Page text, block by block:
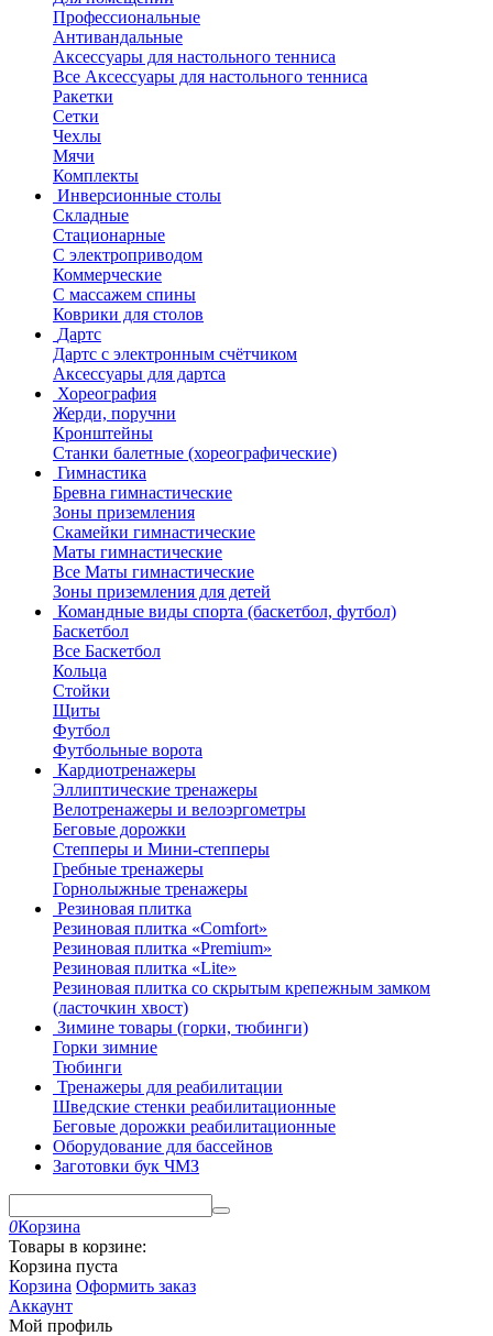
Профессиональные
Антивандальные
Аксессуары для настольного тенниса
Все Аксессуары для настольного тенниса
Ракетки
Сетки
Чехлы
Мячи
Комплекты
Инверсионные столы
Складные
Стационарные
С электроприводом
Коммерческие
С массажем спины
Коврики для столов
Дартс
Дартс с электронным счётчиком
Аксессуары для дартса
Хореография
Жерди, поручни
Кронштейны
Станки балетные (хореографические)
Гимнастика
Бревна гимнастические
Зоны приземления
Скамейки гимнастические
Маты гимнастические
Все Маты гимнастические
Зоны приземления для детей
Командные виды спорта (баскетбол, футбол)
Баскетбол
Все Баскетбол
Кольца
Стойки
Щиты
Футбол
Футбольные ворота
Кардиотренажеры
Эллиптические тренажеры
Велотренажеры и велоэргометры
Беговые дорожки
Степперы и Мини-степперы
Гребные тренажеры
Горнолыжные тренажеры
Резиновая плитка
Резиновая плитка «Comfort»
Резиновая плитка «Premium»
Резиновая плитка «Lite»
Резиновая плитка со скрытым крепежным замком
(ласточкин хвост)
Зимине товары (горки, тюбинги)
Горки зимние
Тюбинги
Тренажеры для реабилитации
Шведские стенки реабилитационные
Беговые дорожки реабилитационные
Оборудование для бассейнов
Заготовки бук ЧМЗ
0Корзина
Товары в корзине:
Корзина пуста
Корзина Оформить заказ
Аккаунт
Мой профиль